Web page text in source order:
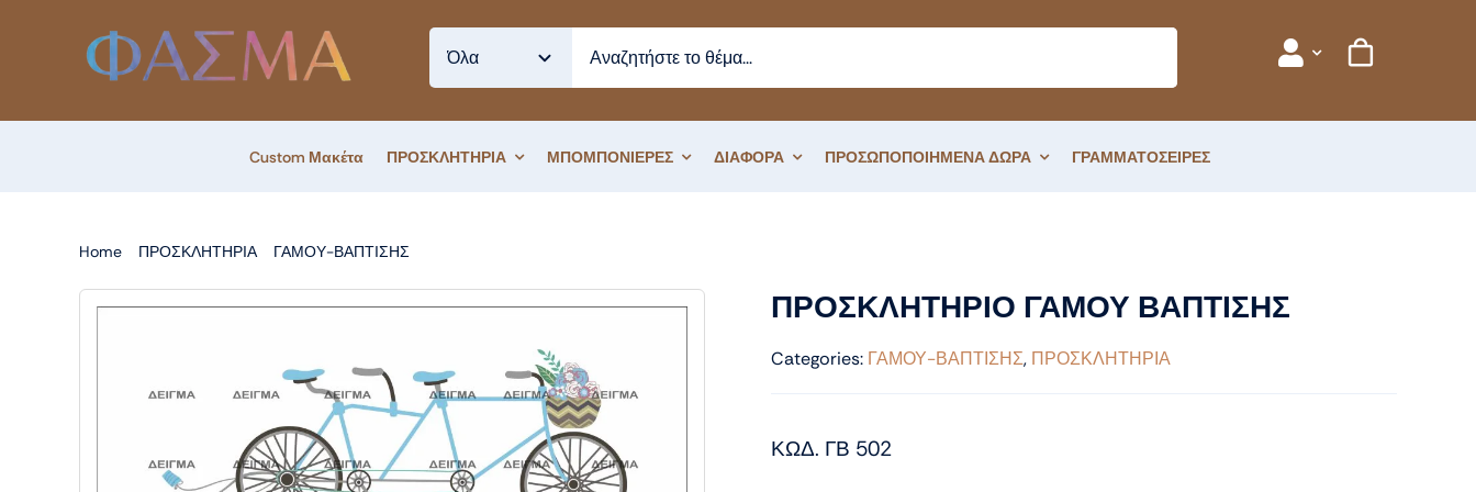
Custom Μακέτα ΠΡΟΣΚΛΗΤΗΡΙΑ ΜΠΟΜΠΟΝΙΕΡΕΣ ΔΙΑΦΟΡΑ ΠΡΟΣΩΠΟΠΟΙΗΜΕΝΑ ΔΩΡΑ ΓΡΑΜΜΑΤΟΣΕΙΡΕΣ
Home ΠΡΟΣΚΛΗΤΗΡΙΑ ΓΑΜΟΥ-ΒΑΠΤΙΣΗΣ
ΠΡΟΣΚΛΗΤΗΡΙΟ ΓΑΜΟΥ ΒΑΠΤΙΣΗΣ
Categories: ΓΑΜΟΥ-ΒΑΠΤΙΣΗΣ, ΠΡΟΣΚΛΗΤΗΡΙΑ
ΚΩΔ. ΓΒ 502